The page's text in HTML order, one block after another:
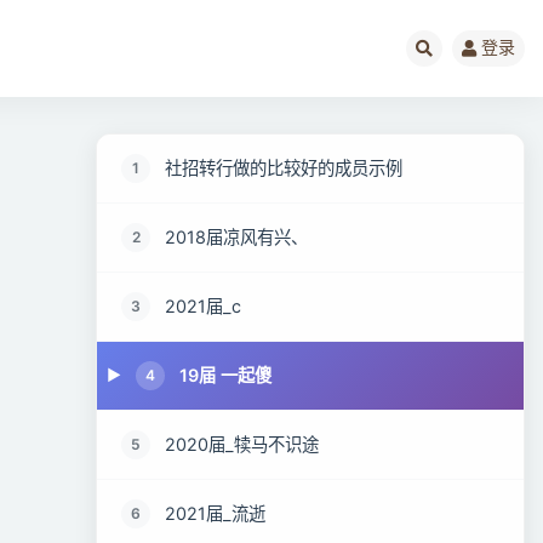
登录
1 社招转行做的比较好的成员示例
2 2018届凉风有兴、
3 2021届_c
4 19届 一起傻
5 2020届_犊马不识途
6 2021届_流逝